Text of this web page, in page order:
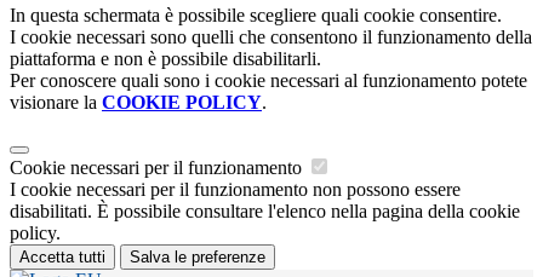
In questa schermata è possibile scegliere quali cookie consentire.
I cookie necessari sono quelli che consentono il funzionamento della
piattaforma e non è possibile disabilitarli.
Per conoscere quali sono i cookie necessari al funzionamento potete
visionare la COOKIE POLICY.
Cookie necessari per il funzionamento
I cookie necessari per il funzionamento non possono essere
disabilitati. È possibile consultare l'elenco nella pagina della cookie
policy.
Accetta tutti Salva le preferenze